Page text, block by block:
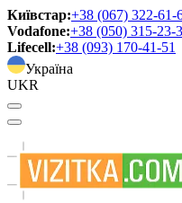
Київстар:+38 (067) 322-61-
Vodafone:+38 (050) 315-23-
Lifecell:+38 (093) 170-41-51
Україна
UKR